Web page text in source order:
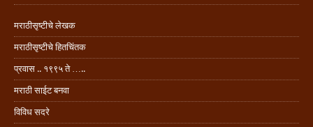
मराठीसृष्टीचे लेखक
मराठीसृष्टीचे हितचिंतक
प्रवास .. १९९५ ते …..
मराठी साईट बनवा
विविध सदरे